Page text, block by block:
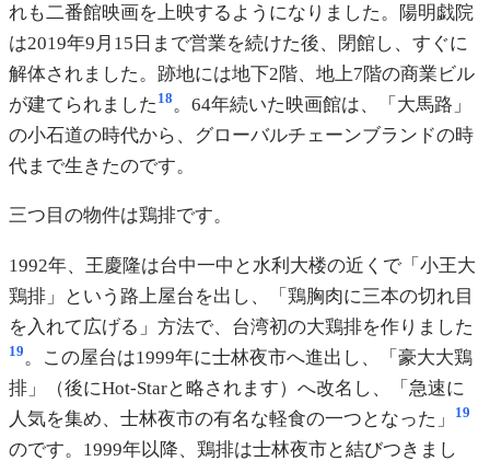
れも二番館映画を上映するようになりました。陽明戯院
は2019年9月15日まで営業を続けた後、閉館し、すぐに
解体されました。跡地には地下2階、地上7階の商業ビル
が建てられました 18 。64年続いた映画館は、「大馬路」
の小石道の時代から、グローバルチェーンブランドの時
代まで生きたのです。
三つ目の物件は鶏排です。
1992年、王慶隆は台中一中と水利大楼の近くで「小王大
鶏排」という路上屋台を出し、「鶏胸肉に三本の切れ目
を入れて広げる」方法で、台湾初の大鶏排を作りました
19。この屋台は1999年に士林夜市へ進出し、「豪大大鶏
排」（後にHot-Starと略されます）へ改名し、「急速に
人気を集め、士林夜市の有名な軽食の一つとなった」
19
のです。1999年以降、鶏排は士林夜市と結びつきまし